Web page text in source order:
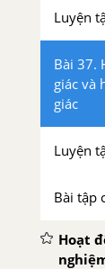
Luyện
Bài 37.
giác và
giác
Luyện
Bài tập
Hoạt